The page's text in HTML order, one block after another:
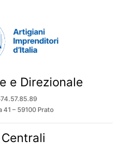
e Direzionale
41 – 59100 Prato